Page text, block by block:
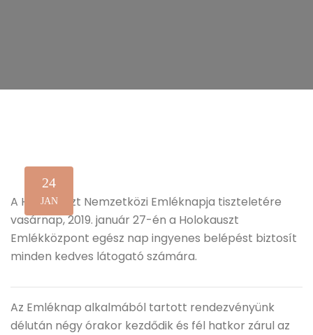
24
JAN
A Holokauszt Nemzetközi Emléknapja tiszteletére
vasárnap, 2019. január 27-én a Holokauszt
Emlékközpont egész nap ingyenes belépést biztosít
minden kedves látogató számára.
Az Emléknap alkalmából tartott rendezvényünk
délután négy órakor kezdődik és fél hatkor zárul az